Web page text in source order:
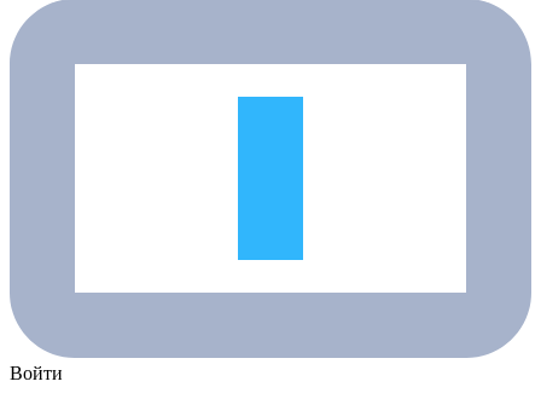
Войти